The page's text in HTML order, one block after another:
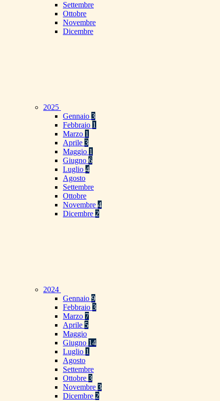
Settembre
Ottobre
Novembre
Dicembre
2025
Gennaio 3
Febbraio 1
Marzo 1
Aprile 3
Maggio 1
Giugno 6
Luglio 4
Agosto
Settembre
Ottobre
Novembre 4
Dicembre 2
2024
Gennaio 9
Febbraio 3
Marzo 7
Aprile 5
Maggio
Giugno 14
Luglio 1
Agosto
Settembre
Ottobre 3
Novembre 3
Dicembre 2